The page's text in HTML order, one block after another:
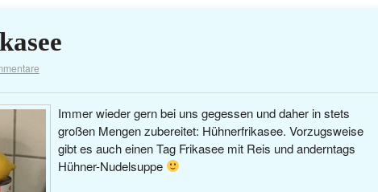
Immer wieder gern bei uns gegessen und daher in stets
großen Mengen zubereitet: Hühnerfrikasee. Vorzugsweise
gibt es auch einen Tag Frikasee mit Reis und anderntags
Hühner-Nudelsuppe